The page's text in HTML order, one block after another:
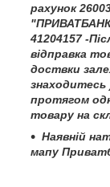
рахунок
41204157 -
відправка
доствки
знаходитесь
протягом
товару на
Наявній
мапу